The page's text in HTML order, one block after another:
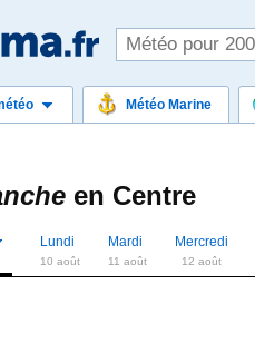
Météo Marine
en Centre
Lundi
10 août
Mardi
11 août
Mercredi
12 août